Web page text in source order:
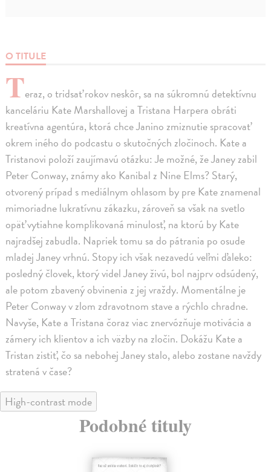
O TITULE
Teraz, o tridsať rokov neskôr, sa na súkromnú detektívnu
kanceláriu Kate Marshallovej a Tristana Harpera obráti
kreatívna agentúra, ktorá chce Janino zmiznutie spracovať
okrem iného do podcastu o skutočných zločinoch. Kate a
Tristanovi položí zaujímavú otázku: Je možné, že Janey zabil
Peter Conway, známy ako Kanibal z Nine Elms? Starý,
otvorený prípad s mediálnym ohlasom by pre Kate znamenal
mimoriadne lukratívnu zákazku, zároveň sa však na svetlo
opäť vytiahne komplikovaná minulosť, na ktorú by Kate
najradšej zabudla. Napriek tomu sa do pátrania po osude
mladej Janey vrhnú. Stopy ich však nezavedú veľmi ďaleko:
posledný človek, ktorý videl Janey živú, bol najprv odsúdený,
ale potom zbavený obvinenia z jej vraždy. Momentálne je
Peter Conway v zlom zdravotnom stave a rýchlo chradne.
Navyše, Kate a Tristana čoraz viac znervózňuje motivácia a
zámery ich klientov a ich väzby na zločin. Dokážu Kate a
Tristan zistiť, čo sa nebohej Janey stalo, alebo zostane navždy
stratená v čase?
High-contrast mode
Podobné tituly